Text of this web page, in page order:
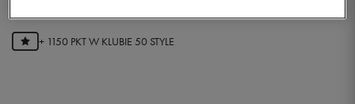
+ 1150 PKT W KLUBIE 50 STYLE